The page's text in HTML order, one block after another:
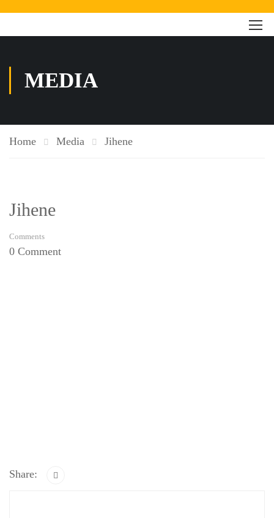
MEDIA
Home Media Jihene
Jihene
Comments
0 Comment
Share: